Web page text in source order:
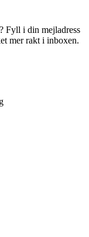
Fyll i din mejladress
mer rakt i inboxen.